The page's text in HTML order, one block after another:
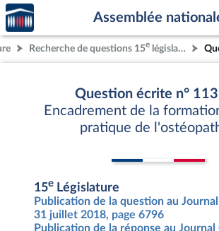
Aller au contenu
Aller en bas de la page
Accèder
à la
page
d'accueil
Assemblée
Recherche de questions 15e législature
Question écrite n°
Encadrement de la
pratique de
15e Législature
Publication de la question au
31 juillet 2018, page 6796
Publication de la réponse au